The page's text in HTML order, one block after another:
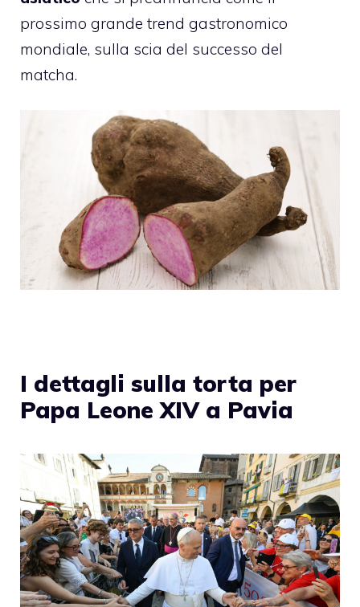
prossimo grande trend gastronomico
mondiale, sulla scia del successo del
matcha.
I dettagli sulla torta per
Papa Leone XIV a Pavia